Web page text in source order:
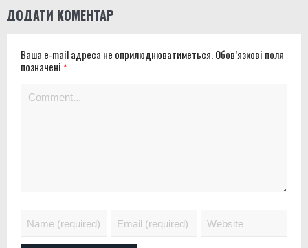
ДОДАТИ КОМЕНТАР
Ваша e-mail адреса не оприлюднюватиметься.Обов’язкові поля
позначені*